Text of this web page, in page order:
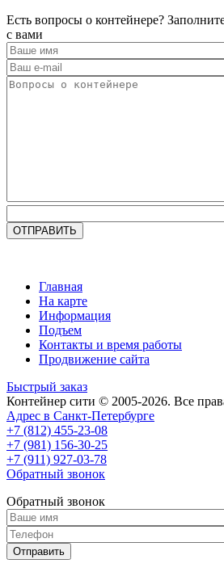
Есть вопросы о контейнере?
с вами
Главная
На карте
Информация
Подъем
Контакты и время работы
Продвижение сайта
Быстрый заказ
Контейнер сити © 2005-2026. Все
Адрес в Санкт-Петербурге
+7 (812) 455-23-08
+7 (981) 156-30-25
+7 (911) 927-03-78
Обратный звонок
Обратный звонок